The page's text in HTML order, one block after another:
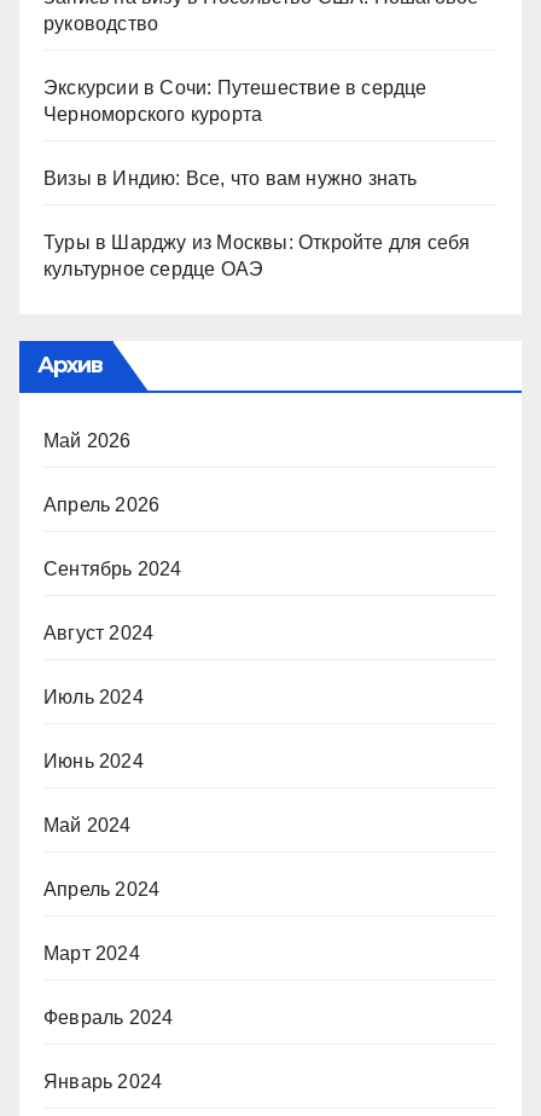
руководство
Экскурсии в Сочи: Путешествие в сердце
Черноморского курорта
Визы в Индию: Все, что вам нужно знать
Туры в Шарджу из Москвы: Откройте для себя
культурное сердце ОАЭ
Архив
Май 2026
Апрель 2026
Сентябрь 2024
Август 2024
Июль 2024
Июнь 2024
Май 2024
Апрель 2024
Март 2024
Февраль 2024
Январь 2024